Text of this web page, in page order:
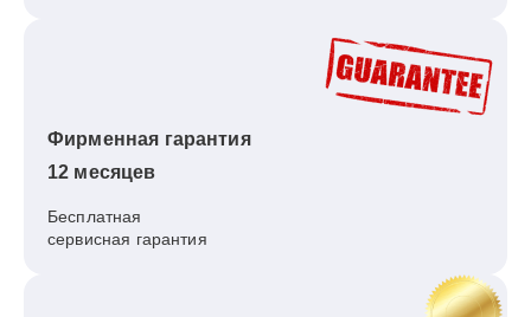
Фирменная гарантия
12 месяцев
Бесплатная
сервисная гарантия